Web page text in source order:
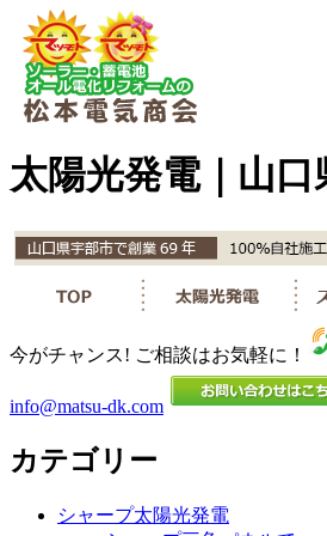
太陽光発電｜山
今がチャンス! ご相談はお気軽に！
info@matsu-dk.com
カテゴリー
シャープ太陽光発電